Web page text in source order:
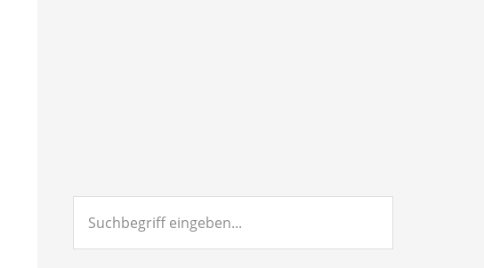
eingeben...